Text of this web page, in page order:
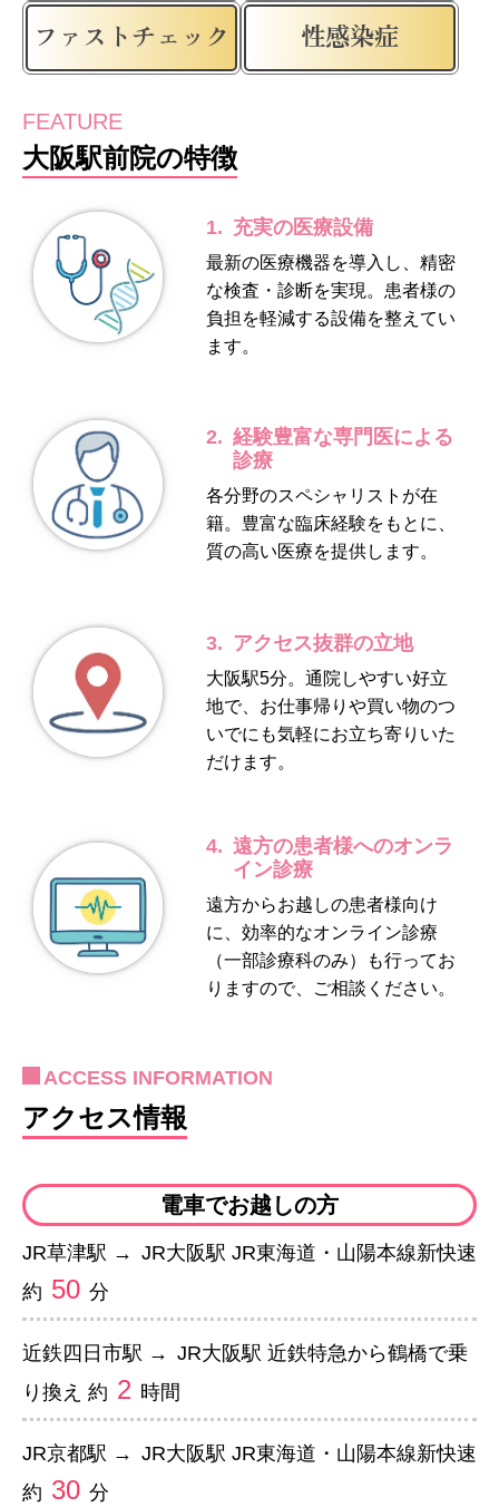
ファストチェック 性感染症
FEATURE
大阪駅前院の特徴
1. 充実の医療設備
最新の医療機器を導入し、精密
な検査・診断を実現。患者様の
負担を軽減する設備を整えてい
ます。
2. 経験豊富な専門医による
診療
各分野のスペシャリストが在
籍。豊富な臨床経験をもとに、
質の高い医療を提供します。
3. アクセス抜群の立地
大阪駅5分。通院しやすい好立
地で、お仕事帰りや買い物のつ
いでにも気軽にお立ち寄りいた
だけます。
4. 遠方の患者様へのオンラ
イン診療
遠方からお越しの患者様向け
に、効率的なオンライン診療
（一部診療科のみ）も行ってお
りますので、ご相談ください。
ACCESS INFORMATION
アクセス情報
電車でお越しの方
JR草津駅 → JR大阪駅 JR東海道・山陽本線新快速
約 50 分
近鉄四日市駅 → JR大阪駅 近鉄特急から鶴橋で乗
り換え 約 2 時間
JR京都駅 → JR大阪駅 JR東海道・山陽本線新快速
約 30 分